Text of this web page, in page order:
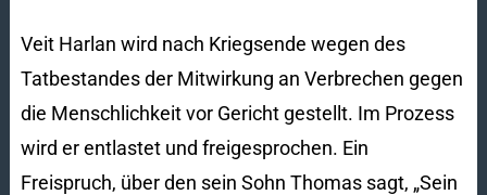
Veit Harlan wird nach Kriegsende wegen des
Tatbestandes der Mitwirkung an Verbrechen gegen
die Menschlichkeit vor Gericht gestellt. Im Prozess
wird er entlastet und freigesprochen. Ein
Freispruch, über den sein Sohn Thomas sagt, „Sein